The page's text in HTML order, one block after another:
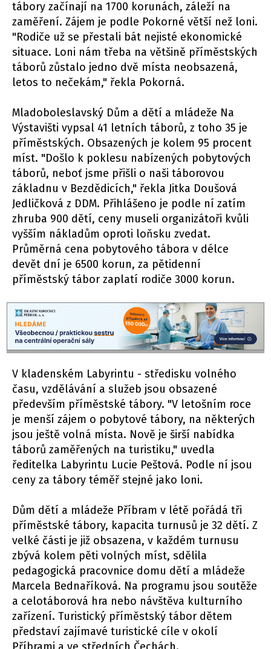
tábory začínají na 1700 korunách, záleží na
zaměření. Zájem je podle Pokorné větší než loni.
"Rodiče už se přestali bát nejisté ekonomické
situace. Loni nám třeba na většině příměstských
táborů zůstalo jedno dvě místa neobsazená,
letos to nečekám," řekla Pokorná.
Mladoboleslavský Dům a dětí a mládeže Na
Výstavišti vypsal 41 letních táborů, z toho 35 je
příměstských. Obsazených je kolem 95 procent
míst. "Došlo k poklesu nabízených pobytových
táborů, neboť jsme přišli o naši táborovou
základnu v Bezdědicích," řekla Jitka Doušová
Jedličková z DDM. Přihlášeno je podle ní zatím
zhruba 900 dětí, ceny museli organizátoři kvůli
vyšším nákladům oproti loňsku zvedat.
Průměrná cena pobytového tábora v délce
devět dní je 6500 korun, za pětidenní
příměstský tábor zaplatí rodiče 3000 korun.
V kladenském Labyrintu - středisku volného
času, vzdělávání a služeb jsou obsazené
především příměstské tábory. "V letošním roce
je menší zájem o pobytové tábory, na některých
jsou ještě volná místa. Nově je širší nabídka
táborů zaměřených na turistiku," uvedla
ředitelka Labyrintu Lucie Peštová. Podle ní jsou
ceny za tábory téměř stejné jako loni.
Dům dětí a mládeže Příbram v létě pořádá tři
příměstské tábory, kapacita turnusů je 32 dětí. Z
velké části je již obsazena, v každém turnusu
zbývá kolem pěti volných míst, sdělila
pedagogická pracovnice domu dětí a mládeže
Marcela Bednaříková. Na programu jsou soutěže
a celotáborová hra nebo návštěva kulturního
zařízení. Turistický příměstský tábor dětem
představí zajímavé turistické cíle v okolí